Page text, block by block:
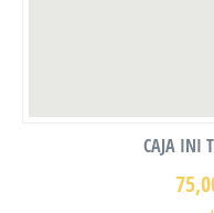
CAJA INI